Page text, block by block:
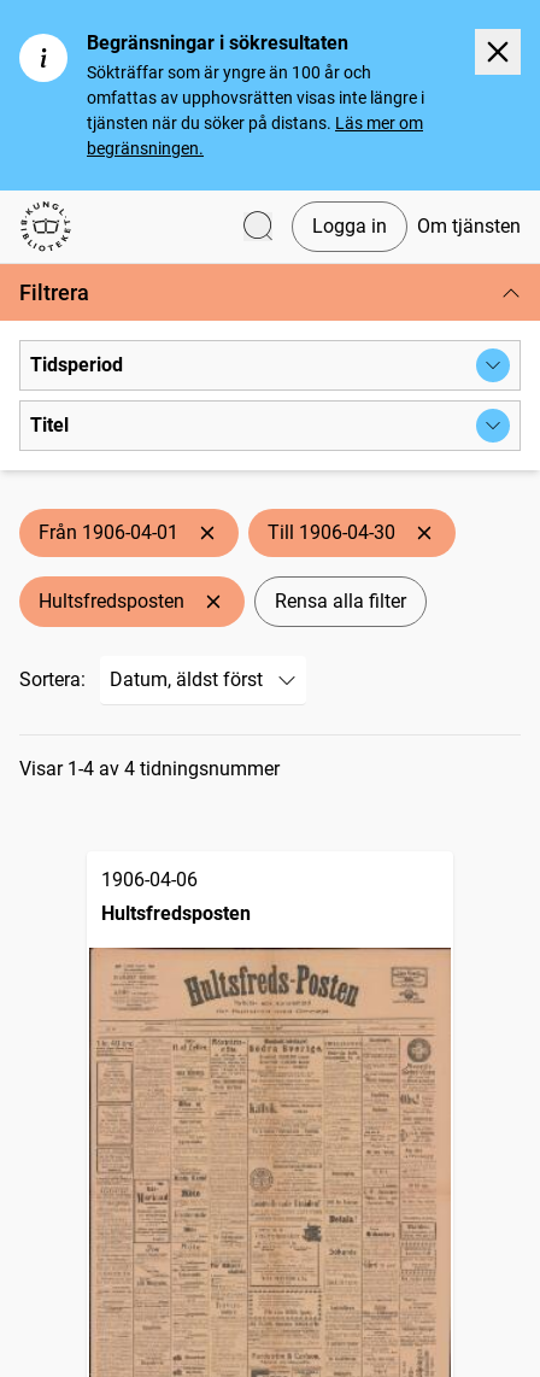
Begränsningar i sökresultaten
Sökträffar som är yngre än 100 år och
omfattas av upphovsrätten visas inte längre i
tjänsten när du söker på distans. Läs mer om
begränsningen.
Svenska tidningar
Logga in Om tjänsten
Filtrera
Tidsperiod
Titel
Från 1906-04-01 Till 1906-04-30
Hultsfredsposten Rensa alla filter
Sortera:
Sökresultat
Visar 1-4 av 4 tidningsnummer
1906-04-06
Hultsfredsposten